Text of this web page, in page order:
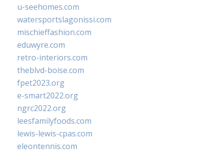
u-seehomes.com
watersportslagonissi.com
mischieffashion.com
eduwyre.com
retro-interiors.com
theblvd-boise.com
fpet2023.org
e-smart2022.org
ngrc2022.org
leesfamilyfoods.com
lewis-lewis-cpas.com
eleontennis.com